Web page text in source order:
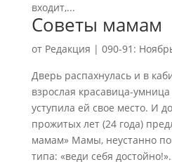
входит,...
Советы мамам
от Редакция | 090-91:
Дверь распахнулась и в
взрослая красавица-
уступила ей свое место. И
прожитых лет (24 года)
мамам» Мамы, неустанно
типа: «веди себя